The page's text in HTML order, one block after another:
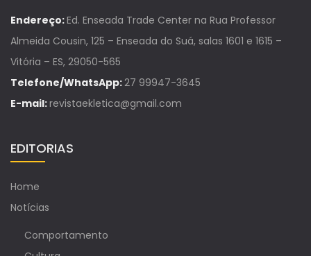
Endereço:Ed. Enseada Trade Center na Rua Professor
Almeida Cousin, 125 – Enseada do Suá, salas 1601 e 1615 –
Vitória – ES, 29050-565
Telefone/WhatsApp:27 99947-3645
E-mail:revistaekletica@gmail.com
EDITORIAS
Home
Notícias
Comportamento